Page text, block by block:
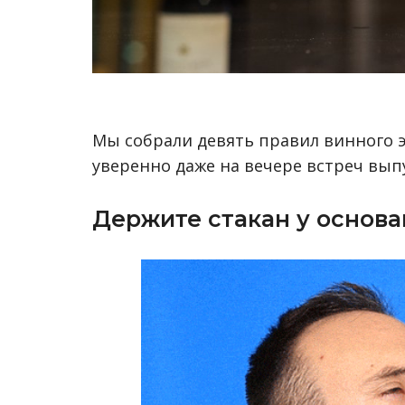
Мы собрали девять правил винного
уверенно даже на вечере встреч
Держите стакан у